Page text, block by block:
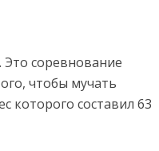
соревнование
чтобы мучать
которого составил 63